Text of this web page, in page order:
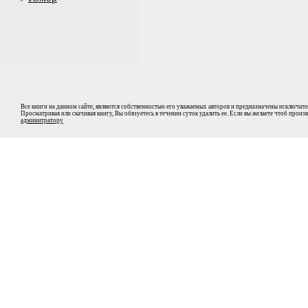
Все книги на данном сайте, являются собственностью его уважаемых авторов и предназначены
Просматривая или скачивая книгу, Вы обязуетесь в течении суток удалить ее. Если вы желаете чтоб
админитратору